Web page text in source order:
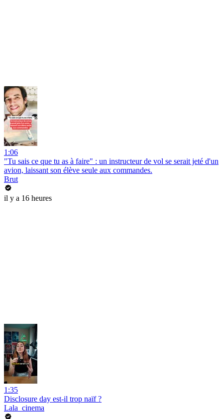
1:06
"Tu sais ce que tu as à faire" : un instructeur de vol se serait jeté d'un
avion, laissant son élève seule aux commandes.
Brut
il y a 16 heures
1:35
Disclosure day est-il trop naïf ?
Lala_cinema